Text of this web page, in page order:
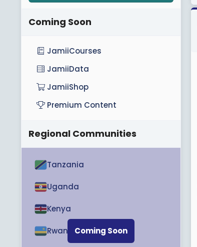
Coming Soon
JamiiCourses
JamiiData
JamiiShop
Premium Content
Regional Communities
Coming Soon
Tanzania
Uganda
Kenya
Rwanda